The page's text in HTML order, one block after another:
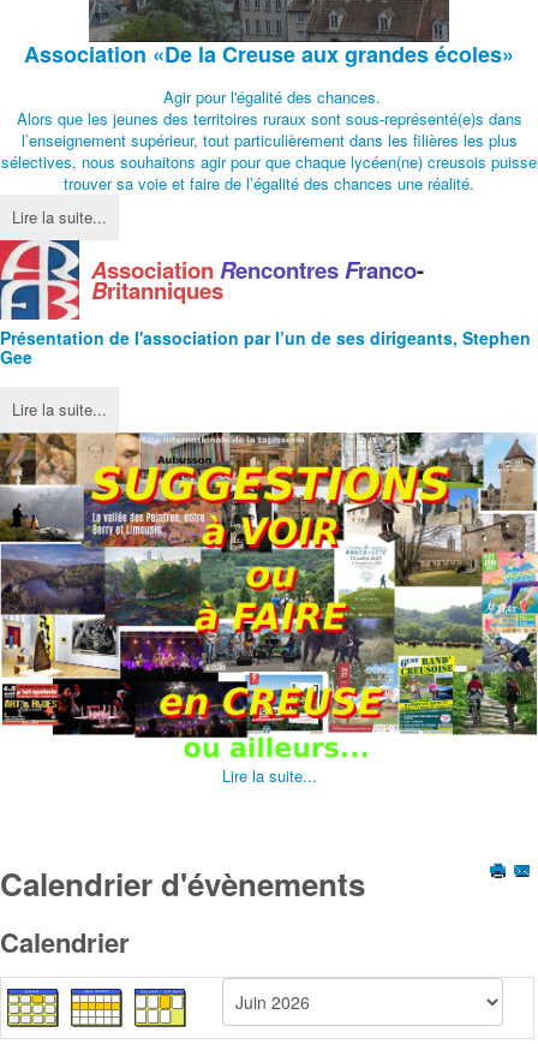
Association «De la Creuse aux grandes écoles»
Agir pour l'égalité des chances.
Alors que les jeunes des territoires ruraux sont sous-représenté(e)s dans
l’enseignement supérieur, tout particulièrement dans les filières les plus
sélectives, nous souhaitons agir pour que chaque lycéen(ne) creusois puisse
trouver sa voie et faire de l’égalité des chances une réalité.
Lire la suite...
AssociationRencontresFranco-
Britanniques
Présentation de l'association par l’un de ses dirigeants, Stephen
Gee
Lire la suite...
Lire la suite...
Calendrier d'évènements
Calendrier